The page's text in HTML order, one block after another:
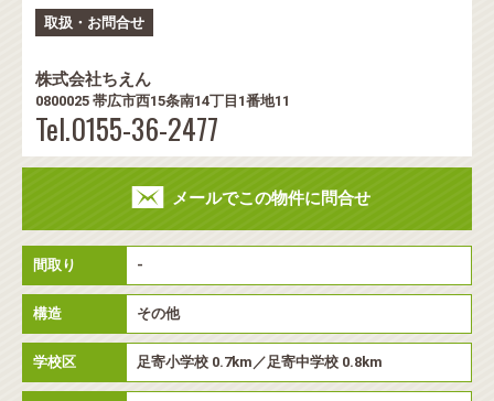
取扱・お問合せ
株式会社ちえん
0800025 帯広市西15条南14丁目1番地11
Tel.0155-36-2477
メールでこの物件に問合せ
間取り -
構造 その他
学校区 足寄小学校 0.7km／足寄中学校 0.8km